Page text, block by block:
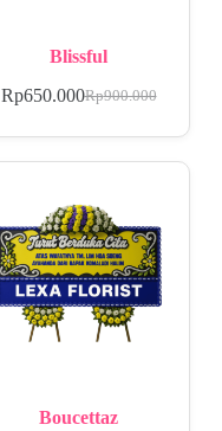
Blissful
Rp900.000
Rp650.000
Boucettaz